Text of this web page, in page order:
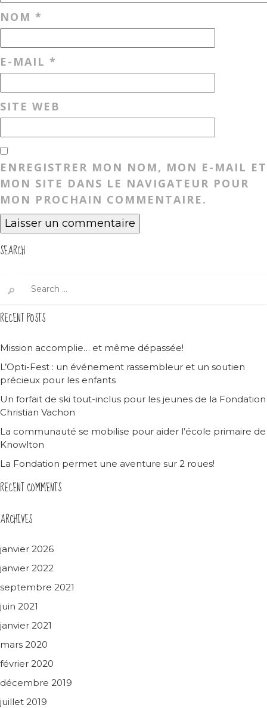
NOM *
E-MAIL *
SITE WEB
ENREGISTRER MON NOM, MON E-MAIL ET
MON SITE DANS LE NAVIGATEUR POUR
MON PROCHAIN COMMENTAIRE.
SEARCH
for:
RECENT POSTS
Mission accomplie… et même dépassée!
L’Opti-Fest : un événement rassembleur et un soutien
précieux pour les enfants
Un forfait de ski tout-inclus pour les jeunes de la Fondation
Christian Vachon
La communauté se mobilise pour aider l’école primaire de
Knowlton
La Fondation permet une aventure sur 2 roues!
RECENT COMMENTS
ARCHIVES
janvier 2026
janvier 2022
septembre 2021
juin 2021
janvier 2021
mars 2020
février 2020
décembre 2019
juillet 2019